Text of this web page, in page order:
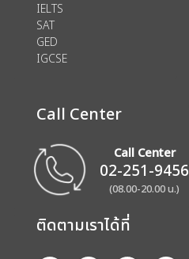
IELTS
SAT
GED
IGCSE
Call Center
Call Center
02-251-9456
(08.00-20.00 น.)
ติดตามเราได้ที่